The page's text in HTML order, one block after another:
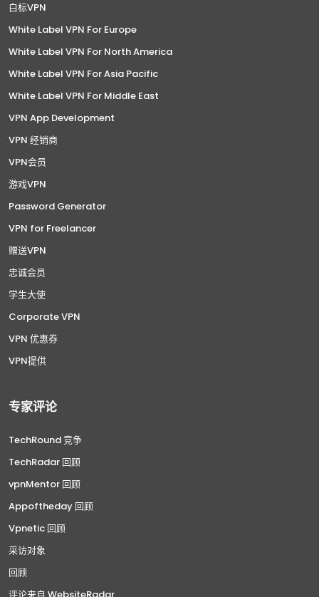
白标VPN
White Label VPN For Europe
White Label VPN For North America
White Label VPN For Asia Pacific
White Label VPN For Middle East
VPN App Development
VPN 经销商
VPN会员
游戏VPN
Password Generator
VPN for Freelancer
赠送VPN
忠诚会员
学生大使
Corporate VPN
VPN 优惠券
VPN提供
专家评论
TechRound 竞争
TechRadar 回顾
vpnMentor 回顾
Appoftheday 回顾
Vpnetic 回顾
采访对象
回顾
评论来自 WebsiteRadar